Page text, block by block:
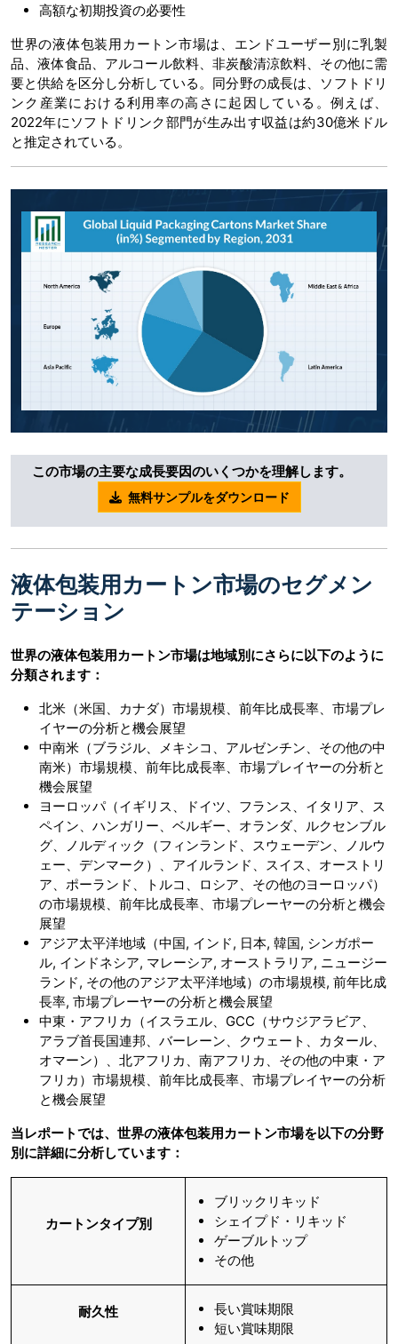
高額な初期投資の必要性
世界の液体包装用カートン市場は、エンドユーザー別に乳製
品、液体食品、アルコール飲料、非炭酸清涼飲料、その他に需
要と供給を区分し分析している。同分野の成長は、ソフトドリ
ンク産業における利用率の高さに起因している。例えば、
2022年にソフトドリンク部門が生み出す収益は約30億米ドル
と推定されている。
この市場の主要な成長要因のいくつかを理解します。
無料サンプルをダウンロード
液体包装用カートン市場のセグメン
テーション
世界の液体包装用カートン市場は地域別にさらに以下のように
分類されます：
北米（米国、カナダ）市場規模、前年比成長率、市場プレ
イヤーの分析と機会展望
中南米（ブラジル、メキシコ、アルゼンチン、その他の中
南米）市場規模、前年比成長率、市場プレイヤーの分析と
機会展望
ヨーロッパ（イギリス、ドイツ、フランス、イタリア、ス
ペイン、ハンガリー、ベルギー、オランダ、ルクセンブル
グ、ノルディック（フィンランド、スウェーデン、ノルウ
ェー、デンマーク）、アイルランド、スイス、オーストリ
ア、ポーランド、トルコ、ロシア、その他のヨーロッパ）
の市場規模、前年比成長率、市場プレーヤーの分析と機会
展望
アジア太平洋地域（中国, インド, 日本, 韓国, シンガポー
ル, インドネシア, マレーシア, オーストラリア, ニュージー
ランド, その他のアジア太平洋地域）の市場規模, 前年比成
長率, 市場プレーヤーの分析と機会展望
中東・アフリカ（イスラエル、GCC（サウジアラビア、
アラブ首長国連邦、バーレーン、クウェート、カタール、
オマーン）、北アフリカ、南アフリカ、その他の中東・ア
フリカ）市場規模、前年比成長率、市場プレイヤーの分析
と機会展望
当レポートでは、世界の液体包装用カートン市場を以下の分野
別に詳細に分析しています：
カートンタイプ別
ブリックリキッド
シェイプド・リキッド
ゲーブルトップ
その他
耐久性
長い賞味期限
短い賞味期限